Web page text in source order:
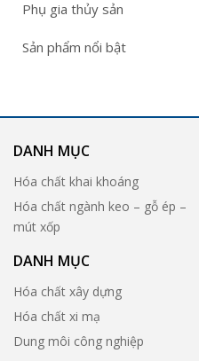
Phụ gia thủy sản
Sản phẩm nổi bật
DANH MỤC
Hóa chất khai khoáng
Hóa chất ngành keo – gỗ ép –
mút xốp
DANH MỤC
Hóa chất xây dựng
Hóa chất xi mạ
Dung môi công nghiệp